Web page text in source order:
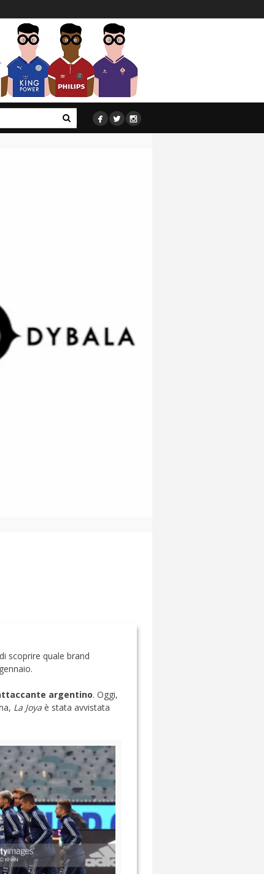
  
scoprire quale brand
argentino. Oggi,
La Joya è stata avvistata